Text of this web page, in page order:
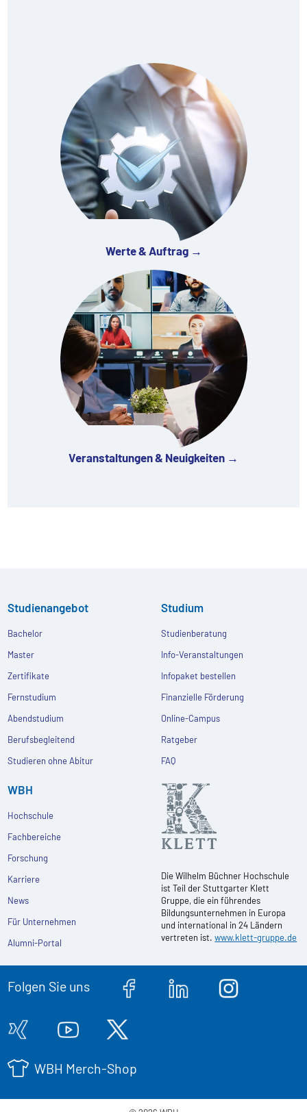
Werte & Auftrag →
Veranstaltungen & Neuigkeiten →
Studienangebot
Bachelor
Master
Zertifikate
Fernstudium
Abendstudium
Berufsbegleitend
Studieren ohne Abitur
Studium
Studienberatung
Info-Veranstaltungen
Infopaket bestellen
Finanzielle Förderung
Online-Campus
Ratgeber
FAQ
WBH
Hochschule
Fachbereiche
Forschung
Karriere
News
Für Unternehmen
Alumni-Portal
Die Wilhelm Büchner Hochschule
ist Teil der Stuttgarter Klett
Gruppe, die ein führendes
Bildungsunternehmen in Europa
und international in 24 Ländern
vertreten ist.www.klett-gruppe.de
Folgen Sie uns
WBH Merch-Shop